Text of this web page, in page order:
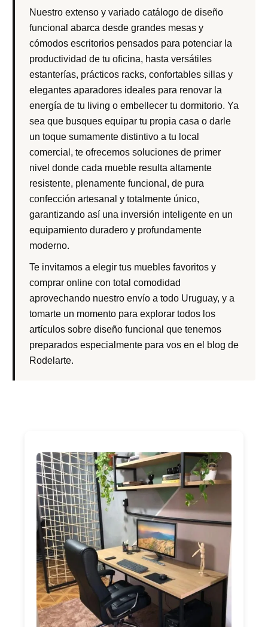
Nuestro extenso y variado catálogo de diseño
funcional abarca desde grandes mesas y
cómodos escritorios pensados para potenciar la
productividad de tu oficina, hasta versátiles
estanterías, prácticos racks, confortables sillas y
elegantes aparadores ideales para renovar la
energía de tu living o embellecer tu dormitorio. Ya
sea que busques equipar tu propia casa o darle
un toque sumamente distintivo a tu local
comercial, te ofrecemos soluciones de primer
nivel donde cada mueble resulta altamente
resistente, plenamente funcional, de pura
confección artesanal y totalmente único,
garantizando así una inversión inteligente en un
equipamiento duradero y profundamente
moderno.
Te invitamos a elegir tus muebles favoritos y
comprar online con total comodidad
aprovechando nuestro envío a todo Uruguay, y a
tomarte un momento para explorar todos los
artículos sobre diseño funcional que tenemos
preparados especialmente para vos en el blog de
Rodelarte.